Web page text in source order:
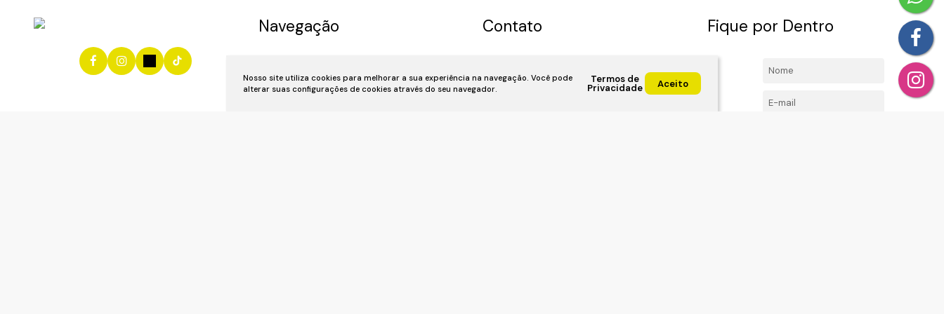
Nosso site utiliza cookies para melhorar a sua experiência na navegação. Você pode
alterar suas configurações de cookies através do seu navegador.
Termos de
Privacidade Aceito
Navegação
Anuncie seu ImóvelFinanciamento
Contato
(11) 4492-
7939fivehouse.imoveis@gmail.com
Fique por Dentro